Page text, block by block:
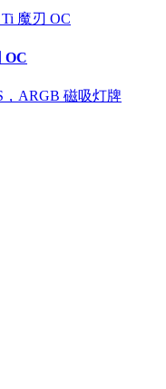
OC
，ARGB 磁吸灯牌